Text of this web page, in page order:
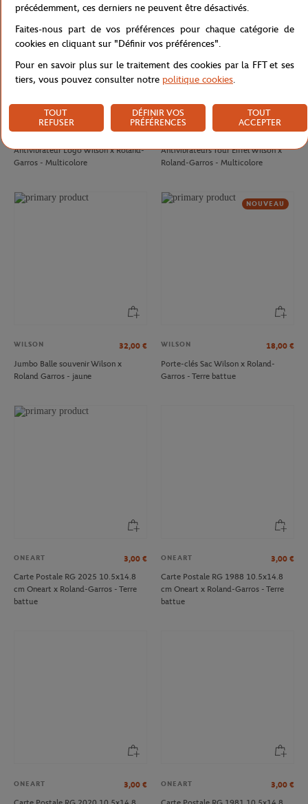
WILSON 8,00 €
Antivibrateur Logo Wilson x Roland-
Garros - Multicolore
WILSON 8,00 €
Antivibrateurs Tour Eiffel Wilson x
Roland-Garros - Multicolore
WILSON 32,00 €
Jumbo Balle souvenir Wilson x
Roland Garros - jaune
NOUVEAU
WILSON 18,00 €
Porte-clés Sac Wilson x Roland-
Garros - Terre battue
ONEART 3,00 €
Carte Postale RG 2025 10.5x14.8
cm Oneart x Roland-Garros - Terre
battue
ONEART 3,00 €
Carte Postale RG 1988 10.5x14.8
cm Oneart x Roland-Garros - Terre
battue
ONEART 3,00 €
ONEART 3,00 €
précédemment, ces derniers ne peuvent être désactivés.
Faites-nous part de vos préférences pour chaque catégorie de
cookies en cliquant sur "Définir vos préférences".
Pour en savoir plus sur le traitement des cookies par la FFT et ses
tiers, vous pouvez consulter notre politique cookies.
TOUT
REFUSER
DÉFINIR VOS
PRÉFÉRENCES
TOUT
ACCEPTER